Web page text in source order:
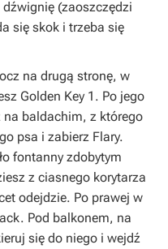
(zaoszczędzi
się skok i trzeba się
na drugą stronę, w
Golden Key 1. Po jego
baldachim, z którego
psa i zabierz Flary.
fontanny zdobytym
z ciasnego korytarza
odejdzie. Po prawej w
Pod balkonem, na
się do niego i wejdź